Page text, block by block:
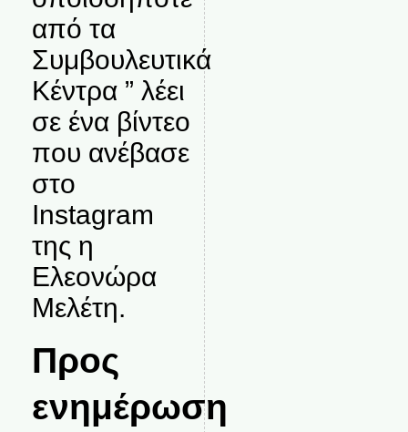
από τα
Συμβουλευτικά
Κέντρα ” λέει
σε ένα βίντεο
που ανέβασε
στο
Instagram
της η
Ελεονώρα
Μελέτη.
Προς
ενημέρωση